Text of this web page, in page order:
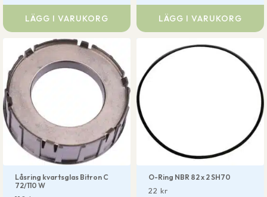
LÄGG I VARUKORG LÄGG I VARUKORG
Låsring kvartsglas Bitron C
72/110 W
O-Ring NBR 82 x 2 SH70
22 kr